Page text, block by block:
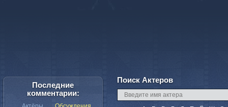
Поиск Актеров
Последние
комментарии: